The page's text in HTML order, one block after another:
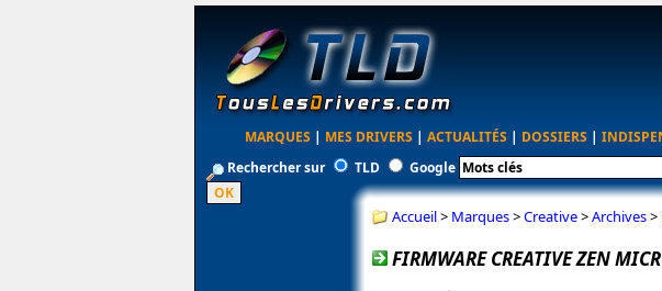
MARQUES | MES DRIVERS | ACTUALITÉS | DOSSIERS |
Rechercher sur
TLD Google
Accueil> Marques>Creative>Archives>
FIRMWARE CREATIVE ZEN